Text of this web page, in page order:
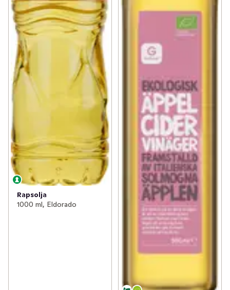
Rapsolja
1000 ml, Eldorado